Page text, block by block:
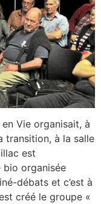
Vie organisait, à
transition, à la salle
est
bio organisée
débats et c’est à
créé le groupe «